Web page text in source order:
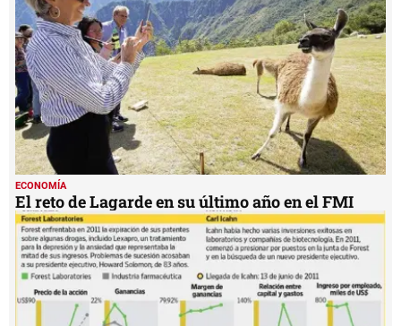
ECONOMÍA
El reto de Lagarde en su último año en el FMI